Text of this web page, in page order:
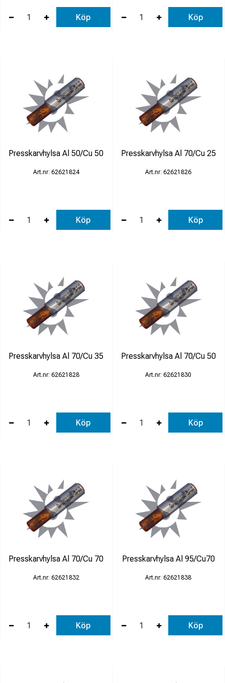
Köp Köp
Presskarvhylsa Al 50/Cu 50
62621824
Köp
Presskarvhylsa Al 70/Cu 25
62621826
Köp
Presskarvhylsa Al 70/Cu 35
62621828
Köp
Presskarvhylsa Al 70/Cu 50
62621830
Köp
Presskarvhylsa Al 70/Cu 70
62621832
Köp
Presskarvhylsa Al 95/Cu70
62621838
Köp